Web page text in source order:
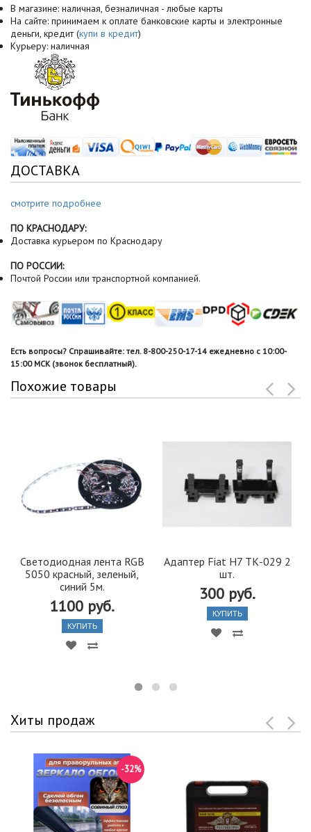
В магазине: наличная, безналичная - любые карты
На сайте: принимаем к оплате банковские карты и электронные
деньги, кредит (купи в кредит)
Курьеру: наличная
ДОСТАВКА
смотрите подробнее
ПО КРАСНОДАРУ:
Доставка курьером по Краснодару
ПО РОССИИ:
Почтой России или транспортной компанией.
Есть вопросы? Спрашивайте: тел. 8-800-250-17-14 ежедневно с 10:00-
15:00 МСК (звонок бесплатный).
Похожие товары
Светодиодная лента RGB
5050 красный, зеленый,
синий 5м.
1100 руб.
КУПИТЬ
Адаптер Fiat H7 ТК-029 2
шт.
300 руб.
КУПИТЬ
Хиты продаж
-32%